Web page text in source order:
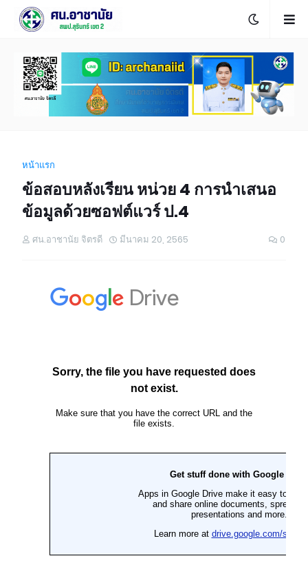
หน้าแรก
ข้อสอบหลังเรียน หน่วย 4 การนำเสนอ
ข้อมูลด้วยซอฟต์แวร์ ป.4
ศน.อาชานัย จิตรดี มีนาคม 20, 2565 0